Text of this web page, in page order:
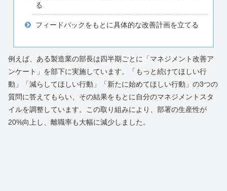
る
フィードバックをもとに具体的な改善計画を立てる
例えば、ある製造業の部長は四半期ごとに「マネジメント改善ア
ンケート」を部下に実施しています。「もっと続けてほしい行
動」「減らしてほしい行動」「新たに始めてほしい行動」の3つの
質問に答えてもらい、その結果をもとに自分のマネジメントスタ
イルを調整しています。この取り組みにより、部署の生産性が
20%向上し、離職率も大幅に減少しました。